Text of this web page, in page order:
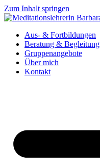
Zum Inhalt springen
Aus- & Fortbildungen
Beratung & Begleitung
Gruppenangebote
Über mich
Kontakt